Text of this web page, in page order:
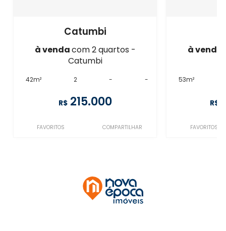
Catumbi
à vendacom 2 quartos -
Catumbi
42m² 2 - -
R$ 215.000
FAVORITOS COMPARTILHAR
à venda
53m²
R$
FAVORITOS